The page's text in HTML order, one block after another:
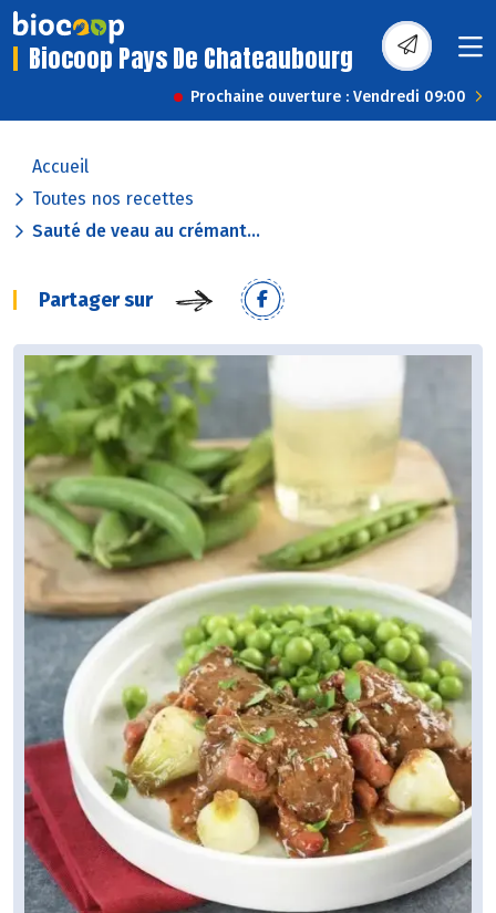
Biocoop Pays De Chateaubourg
Prochaine ouverture : Vendredi 09:00
Accueil
Toutes nos recettes
Sauté de veau au crémant...
Partager sur